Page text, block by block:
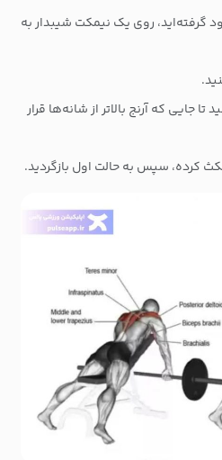
گرفته‌اید، روی یک نیمکت شیبدار به
جایی که آرنج بالاتر از شانه‌ها قرار